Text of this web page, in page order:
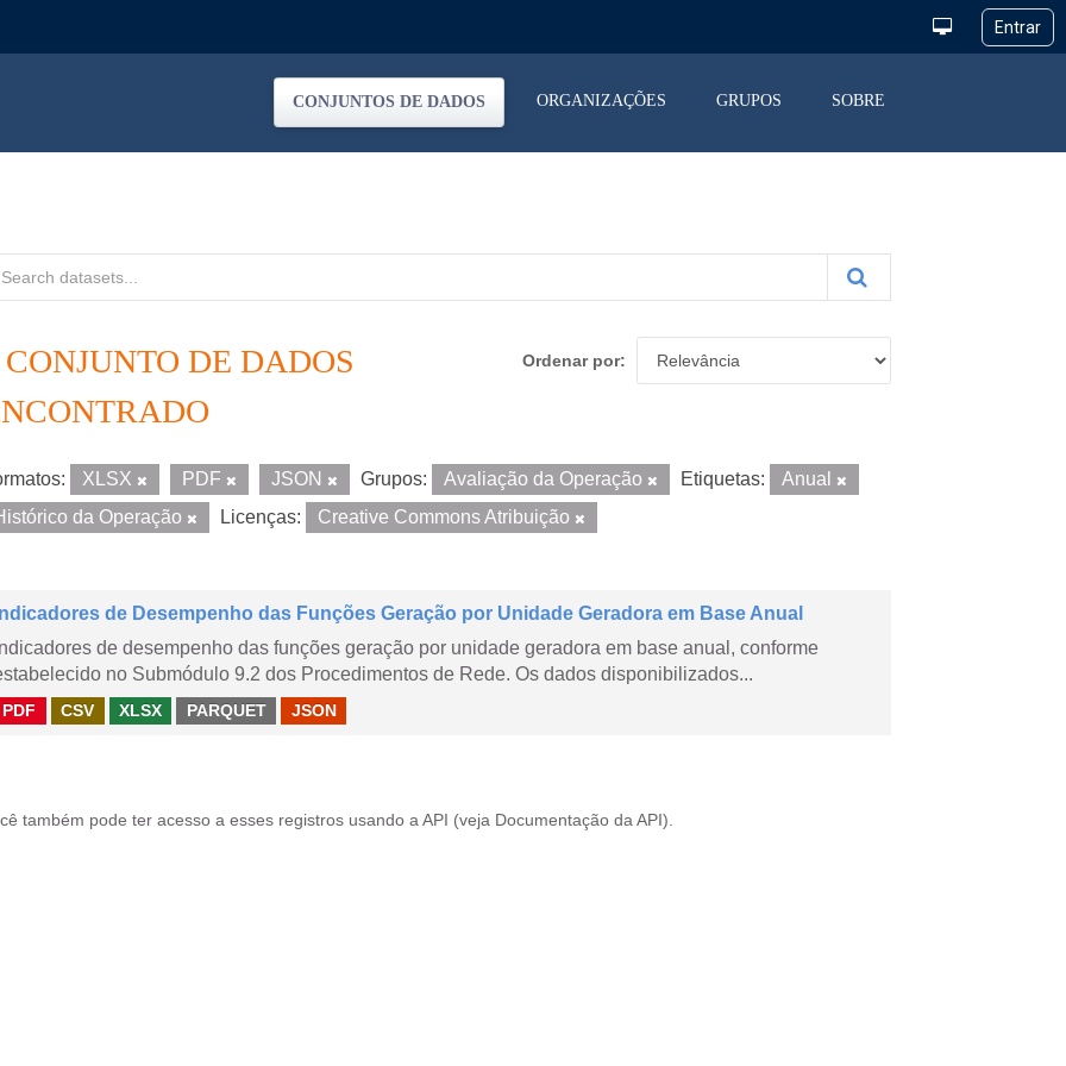
CONJUNTOS DE DADOS ORGANIZAÇÕES GRUPOS SOBRE
Ordenar por
CONJUNTO DE DADOS
XLSX PDF JSON Grupos: Avaliação da Operação Etiquetas:
Anual
da Operação
Licenças: Creative Commons Atribuição
Indicadores de Desempenho das Funções Geração por Unidade Geradora em Base Anual
Indicadores de desempenho das funções geração por unidade geradora em base anual, conforme
no Submódulo 9.2 dos Procedimentos de Rede. Os dados disponibilizados...
PDF CSV XLSX PARQUET JSON
também pode ter acesso a esses registros usando a API (veja Documentação da API ).